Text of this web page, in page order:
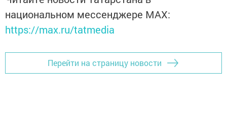
национальном мессенджере MАХ:
https://max.ru/tatmedia
Перейти на страницу новости